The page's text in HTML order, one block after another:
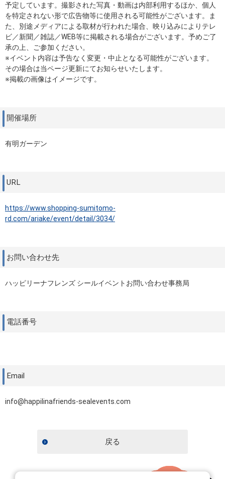
予定しています。撮影された写真・動画は内部利用するほか、個人
を特定されない形で広告物等に使用される可能性がございます。ま
た、別途メディアによる取材が行われた場合、映り込みによりテレ
ビ／新聞／雑誌／WEB等に掲載される場合がございます。予めご了
承の上、ご参加ください。
※イベント内容は予告なく変更・中止となる可能性がございます。
その場合は当ページ更新にてお知らせいたします。
※掲載の画像はイメージです。
開催場所
有明ガーデン
URL
https://www.shopping-sumitomo-
rd.com/ariake/event/detail/3034/
お問い合わせ先
ハッピリーナフレンズ シールイベントお問い合わせ事務局
電話番号
Email
info@happilinafriends-sealevents.com
戻る